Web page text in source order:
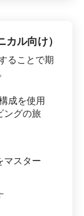
ル向け）
ることで期
成を使用
ングの旅
マスター